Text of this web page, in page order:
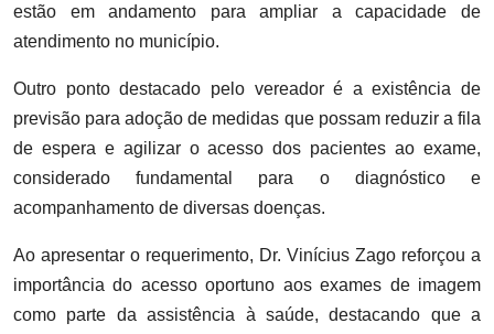
estão em andamento para ampliar a capacidade de
atendimento no município.
Outro ponto destacado pelo vereador é a existência de
previsão para adoção de medidas que possam reduzir a fila
de espera e agilizar o acesso dos pacientes ao exame,
considerado fundamental para o diagnóstico e
acompanhamento de diversas doenças.
Ao apresentar o requerimento, Dr. Vinícius Zago reforçou a
importância do acesso oportuno aos exames de imagem
como parte da assistência à saúde, destacando que a